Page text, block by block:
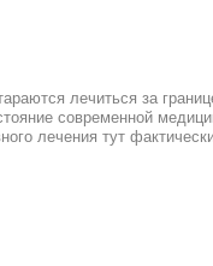
лечиться за
современной
лечения тут